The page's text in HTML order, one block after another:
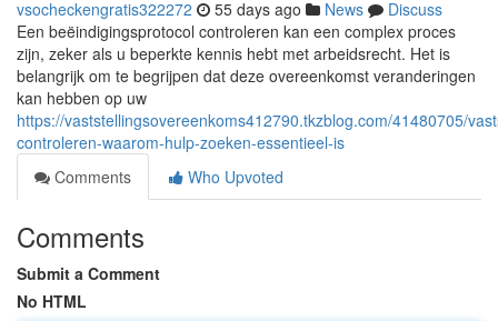
vsocheckengratis322272 55 days ago News
Discuss
Een beëindigingsprotocol controleren kan een complex proces
zijn, zeker als u beperkte kennis hebt met arbeidsrecht. Het is
belangrijk om te begrijpen dat deze overeenkomst veranderingen
kan hebben op uw
https://vaststellingsovereenkoms412790.tkzblog.com/41480705/
controleren-waarom-hulp-zoeken-essentieel-is
Comments
Who Upvoted
Comments
Submit a Comment
No HTML